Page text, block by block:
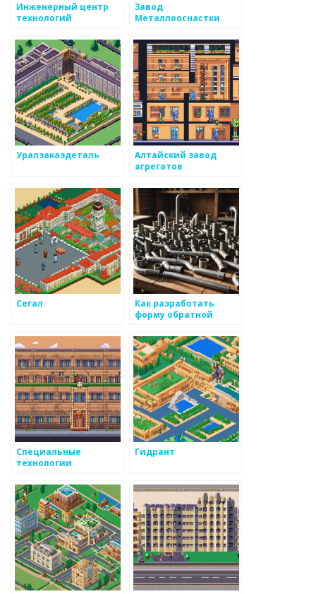
Инженерный центр
технологий
Завод
Металлооснастки
Уралзаказдеталь
Алтайский завод
агрегатов
Сегал
Как разработать
форму обратной
покупателей
металоизделий
Специальные
технологии
Гидрант